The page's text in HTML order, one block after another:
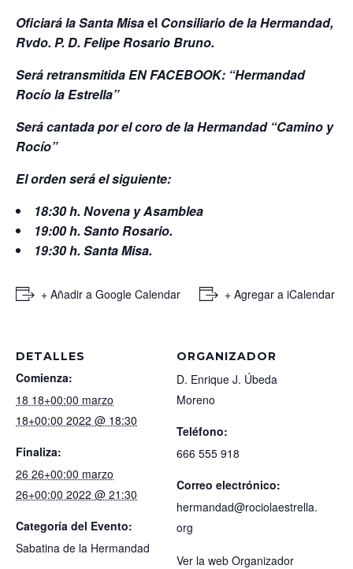
Oficiará la Santa Misael Consiliario de la Hermandad,
Rvdo. P. D. Felipe Rosario Bruno.
Será retransmitida EN FACEBOOK: “Hermandad
Rocío la Estrella”
Será cantada por el coro de la Hermandad “Camino y
Rocío”
El orden será el siguiente:
18:30 h. Novena yAsamblea
19:00 h. Santo Rosario.
19:30 h. Santa Misa.
+ Añadir a Google Calendar + Agregar a iCalendar
DETALLES
Comienza:
18 18+00:00 marzo
18+00:00 2022 @ 18:30
Finaliza:
26 26+00:00 marzo
26+00:00 2022 @ 21:30
Categoría del Evento:
Sabatina de la Hermandad
ORGANIZADOR
D. Enrique J. Úbeda
Moreno
Teléfono:
666 555 918
Correo electrónico:
hermandad@rociolaestrella.
org
Ver la web Organizador